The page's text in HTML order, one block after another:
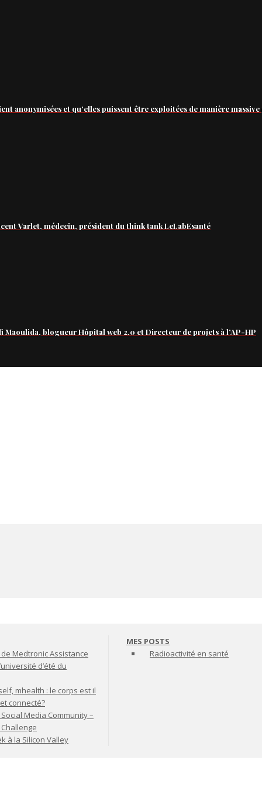
anonymisées et qu’elles puissent être exploitées de manière
Varlet, médecin, président du think tank LeLabEsanté
blogueur Hôpital web 2.0 et Directeur de projets à l’AP-HP
Medtronic Assistance
d’été du
mhealth : le corps est il
connecté?
Media Community –
à la Silicon Valley
MES POSTS
Radioactivité en santé